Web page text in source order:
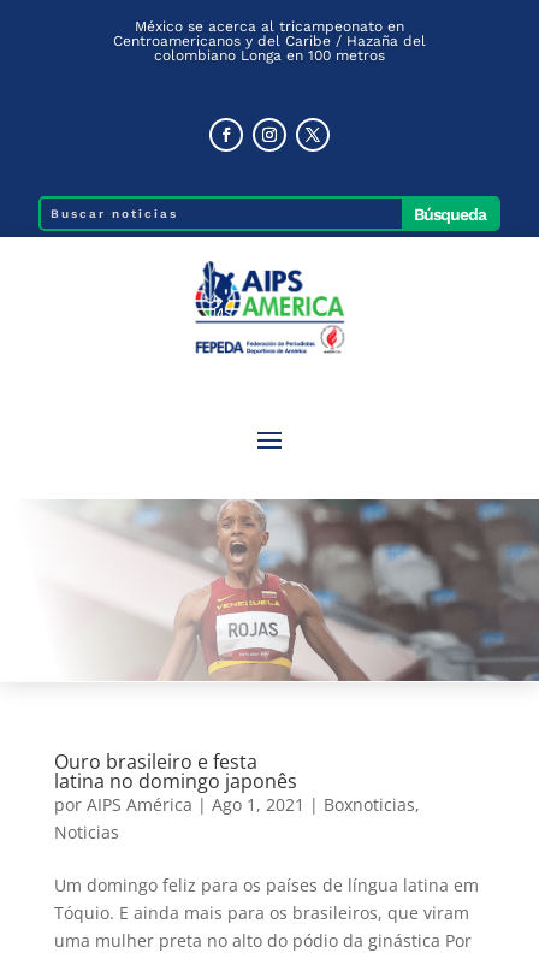
México se acerca al tricampeonato en
Centroamericanos y del Caribe / Hazaña del
colombiano Longa en 100 metros
Ouro brasileiro e festa
latina no domingo japonês
por AIPS América | Ago 1, 2021 | Boxnoticias,
Noticias
Um domingo feliz para os países de língua latina em
Tóquio. E ainda mais para os brasileiros, que viram
uma mulher preta no alto do pódio da ginástica Por